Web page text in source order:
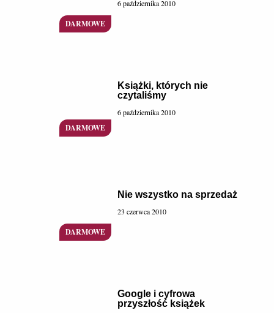
6 października 2010
Książki, których nie
czytaliśmy
6 października 2010
Nie wszystko na sprzedaż
23 czerwca 2010
Google i cyfrowa
przyszłość książek